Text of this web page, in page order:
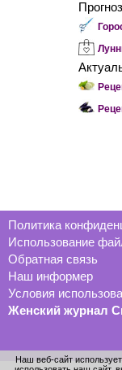
Политика
Использование
Обратная связь
Наш информер
Условия
Женский журнал
Наш веб-сайт